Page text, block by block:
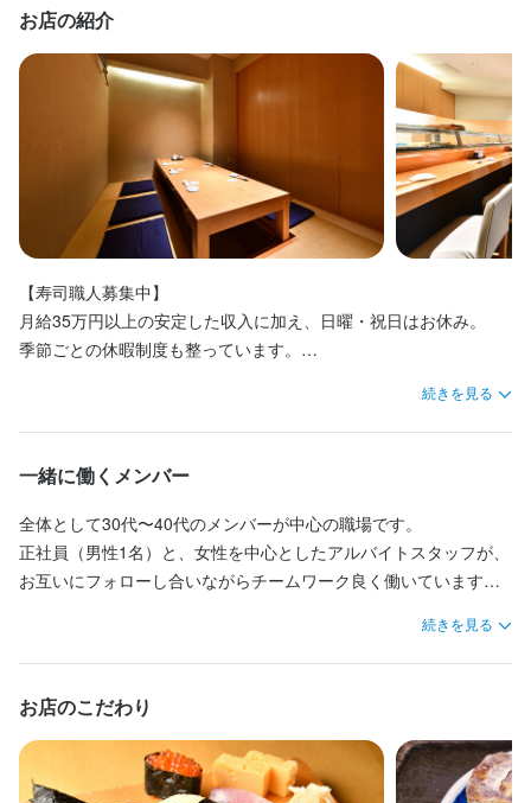
企業情報
お店の紹介
【寿司職人募集中】
月給35万円以上の安定した収入に加え、日曜・祝日はお休み。
季節ごとの休暇制度も整っています。
創業60年以上の歴史を持ち、伝統の技を大切に守り続けてきた本
格寿司店です。
品川駅の目の前という好立地です。
普段のお食事から、会食やご宴会まで幅広いシーンで利用されて
います。
るため、寿司職人として着実にスキルアップが目指せます。
続きを見る
一緒に働くメンバー
全体として30代〜40代のメンバーが中心の職場です。
正社員（男性1名）と、女性を中心としたアルバイトスタッフが、
お互いにフォローし合いながらチームワーク良く働いています。
続きを見る
お店のこだわり
GW休暇
社会保険完備
社会保険完備
特徴
仕事内容
理や新メニューの企画など、幅広い業務に携わっていただきま
す。
最初からすべてを任せることはなく、これまでの経験や技術レベ
ルを考慮しながら、できることから段階的にお仕事をお任せして
のお客様から高い評価をいただいているお店です。料理に合わせ
た日本酒や各種アルコールも豊富に揃えており、食とお酒の知識